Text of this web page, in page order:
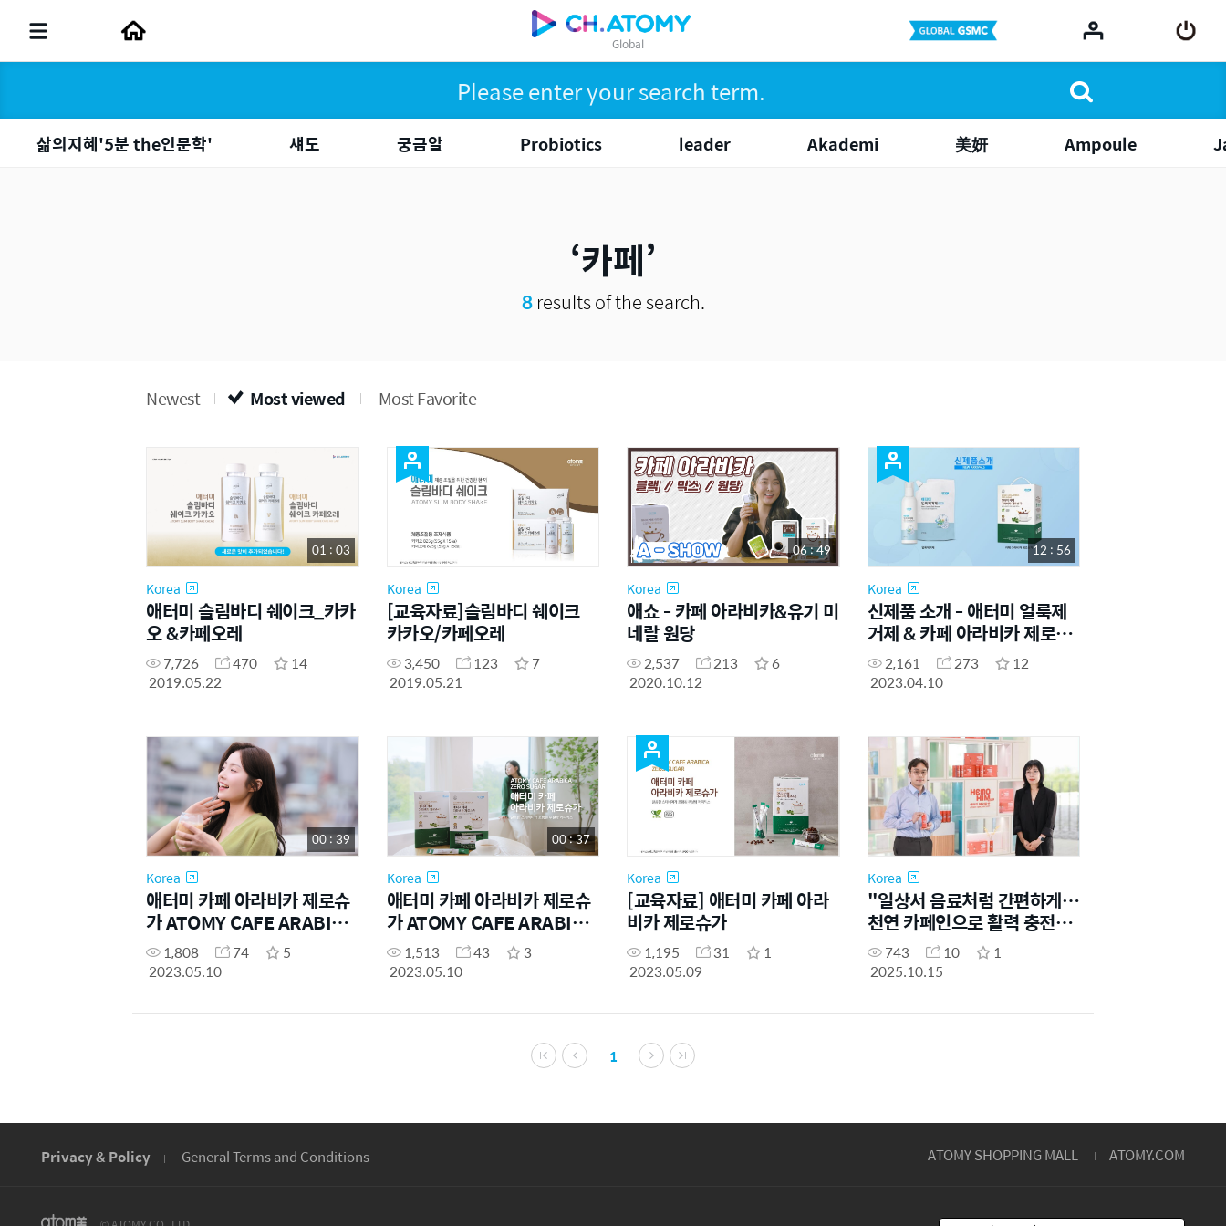
Global
삶의지혜'5분 the인문학' 섀도 궁금알 Probiotics leader Akademi 美妍 Ampoule
카페
8results of the search.
Newest Most viewed Most Favorite
01 : 03
Korea
애터미 슬림바디 쉐이크_카카
오 &카페오레
7,726 470
14
2019.05.22
Korea
[교육자료]슬림바디 쉐이크
카카오/카페오레
3,450 123
7
2019.05.21
06 : 49
Korea
애쇼 - 카페 아라비카&유기 미
네랄 원당
2,537 213
6
2020.10.12
12 : 56
Korea
신제품 소개 - 애터미 얼룩제
거제 & 카페 아라비카 제로슈
가2,161 273
12
2023.04.10
00 : 39
Korea
애터미 카페 아라비카 제로슈
가 ATOMY CAFE ARABICA
ZERO SUGAR .ICE
1,808 74
5
2023.05.10
00 : 37
Korea
애터미 카페 아라비카 제로슈
가 ATOMY CAFE ARABICA
ZERO SUGAR .Hot
1,513 43
3
2023.05.10
Korea
[교육자료] 애터미 카페 아라
비카 제로슈가
1,195 31
1
2023.05.09
Korea
"일상서 음료처럼 간편하게…
천연 카페인으로 활력 충전"
[fn 이사람]
743 10
1
2025.10.15
1
Privacy & Policy General Terms and Conditions ATOMY SHOPPING MALL ATOMY.COM